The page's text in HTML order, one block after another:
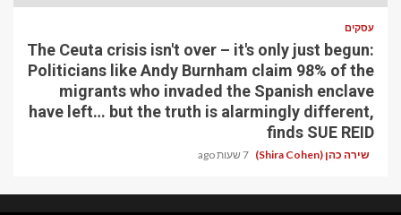
עסקים
The Ceuta crisis isn't over – it's only just begun:
Politicians like Andy Burnham claim 98% of the
migrants who invaded the Spanish enclave
have left… but the truth is alarmingly different,
finds SUE REID
שירה כהן (Shira Cohen) 7 שעות ago